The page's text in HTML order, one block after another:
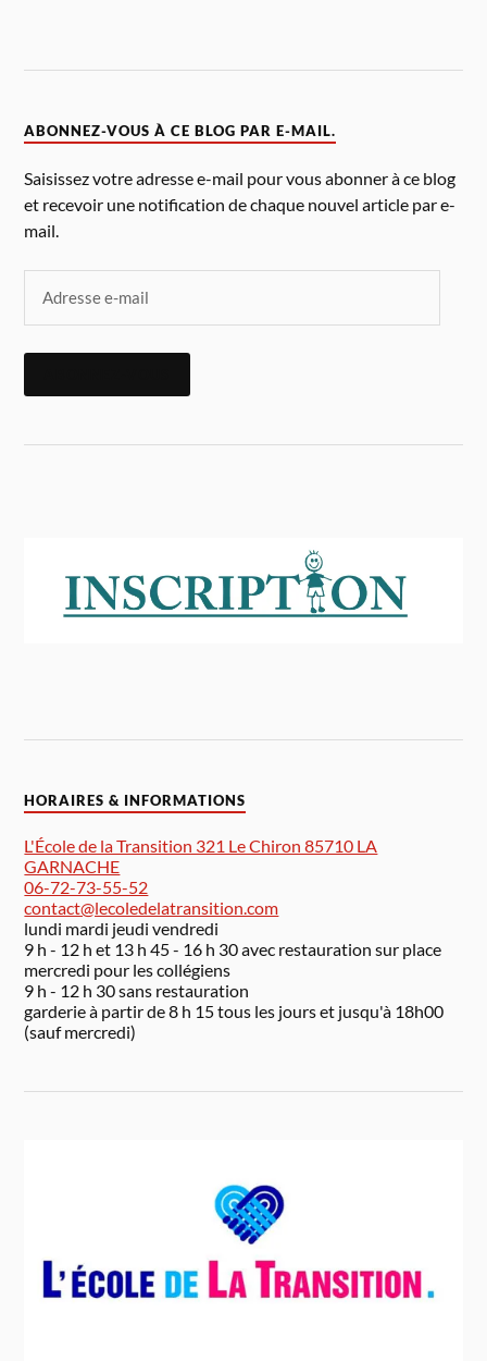
ABONNEZ-VOUS À CE BLOG PAR E-MAIL.
Saisissez votre adresse e-mail pour vous abonner à ce blog
et recevoir une notification de chaque nouvel article par e-
mail.
HORAIRES & INFORMATIONS
L'École de la Transition 321 Le Chiron 85710 LA
GARNACHE
06-72-73-55-52
contact@lecoledelatransition.com
lundi mardi jeudi vendredi
9 h - 12 h et 13 h 45 - 16 h 30 avec restauration sur place
mercredi pour les collégiens
9 h - 12 h 30 sans restauration
garderie à partir de 8 h 15 tous les jours et jusqu'à 18h00
(sauf mercredi)